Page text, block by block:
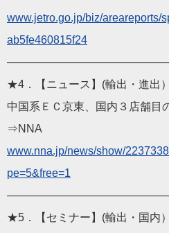
www.jetro.go.jp/biz/areareports/
ab5fe460815f24
——————————
★4．【ニュース】(輸出・進出
中国系ＥＣ京東、国内３店舗目
⇒NNA
www.nna.jp/news/show/2
pe=5&free=1
——————————
★5．【セミナー】(輸出・国内